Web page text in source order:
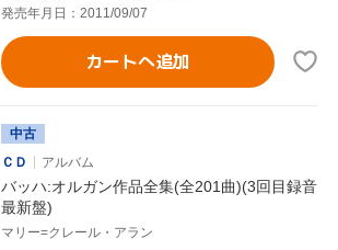
発売年月日：2011/09/07
カートへ追加
中古
ＣＤ
アルバム
バッハ:オルガン作品全集(全201曲)(3回目録音
最新盤)
マリー=クレール・アラン